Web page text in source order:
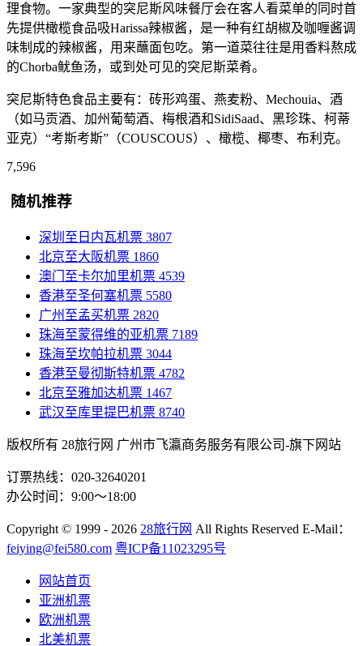
理食物。一家典型的突尼斯风味餐厅会在客人看菜单的同时首
先提供橄榄食品吸Harissa辣椒酱，是一种有红胡椒及咖喱酱调
味制成的辣椒酱，用来蘸面包吃。第一道菜往往是用香料熬成
的Chorba鱿鱼汤，或到处可见的突尼斯菜肴。
突尼斯特色食品主要有：砖形鸡蛋、燕麦粉、Mechouia、酒
（如马贡酒、加州葡萄酒、梅根酒和SidiSaad、黑珍珠、柯蒂
亚克）“考斯考斯”（COUSCOUS）、橄榄、椰枣、布利克。
7,596
随机推荐
深圳至日内瓦机票 3807
北京至大阪机票 1860
澳门至卡尔加里机票 4539
香港至圣何塞机票 5580
广州至孟买机票 2820
珠海至蒙得维的亚机票 7189
珠海至坎帕拉机票 3044
香港至曼彻斯特机票 4782
北京至雅加达机票 1467
武汉至库里提巴机票 8740
版权所有 28旅行网 广州市飞瀛商务服务有限公司-旗下网站
订票热线：020-32640201
办公时间：9:00～18:00
Copyright © 1999 - 2026 28旅行网 All Rights Reserved E-Mail：
feiying@fei580.com 粤ICP备11023295号
网站首页
亚洲机票
欧洲机票
北美机票